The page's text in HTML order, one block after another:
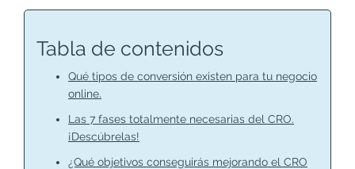
Tabla de contenidos
Qué tipos de conversión existen para tu negocio
online.
Las 7 fases totalmente necesarias del CRO.
¡Descúbrelas!
¿Qué objetivos conseguirás mejorando el CRO